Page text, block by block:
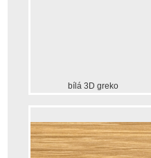
bílá 3D greko